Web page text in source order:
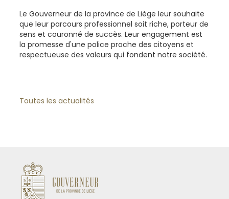
Le Gouverneur de la province de Liège leur souhaite
que leur parcours professionnel soit riche, porteur de
sens et couronné de succès. Leur engagement est
la promesse d'une police proche des citoyens et
respectueuse des valeurs qui fondent notre société.
Toutes les actualités